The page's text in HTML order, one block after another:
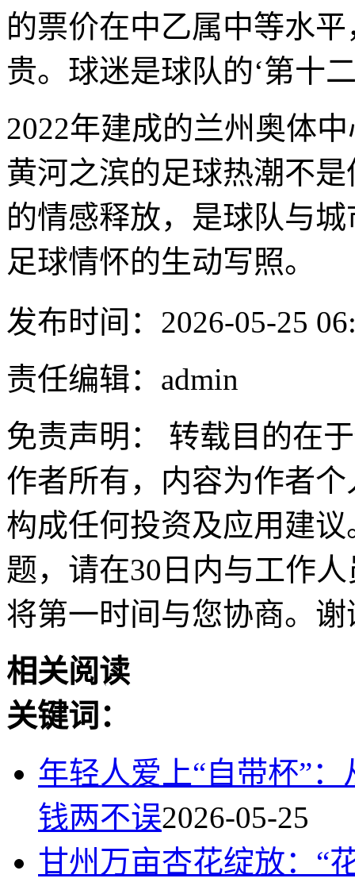
的票价在中乙属中等水
贵。球迷是球队的‘第十
2022年建成的兰州奥体
黄河之滨的足球热潮不
的情感释放，是球队与
足球情怀的生动写照。
发布时间：2026-05-25
责任编辑：admin
免责声明： 转载目的在
作者所有，内容为作者
构成任何投资及应用建
题，请在30日内与工作
将第一时间与您协商。
相关阅读
关键词：
年轻人爱上“自带杯”
钱两不误2026-05-25
甘州万亩杏花绽放：“